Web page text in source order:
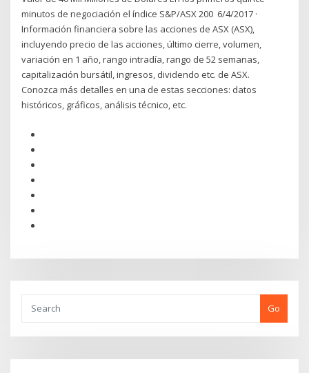
minutos de negociación el índice S&P/ASX 200 6/4/2017 ·
Información financiera sobre las acciones de ASX (ASX),
incluyendo precio de las acciones, último cierre, volumen,
variación en 1 año, rango intradía, rango de 52 semanas,
capitalización bursátil, ingresos, dividendo etc. de ASX.
Conozca más detalles en una de estas secciones: datos
históricos, gráficos, análisis técnico, etc.
Go